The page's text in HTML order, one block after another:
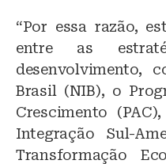
“Por essa razão,
entre as
desenvolvimento,
Brasil (NIB), o
Crescimento
Integração Sul-
Transformação